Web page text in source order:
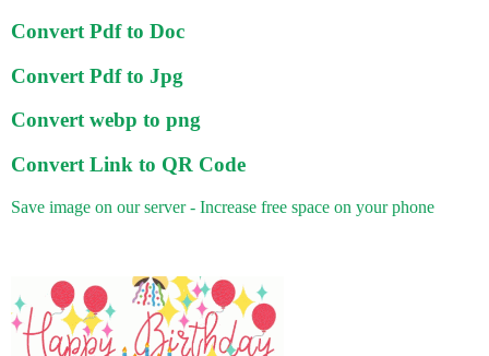
Convert Pdf to Doc
Convert Pdf to Jpg
Convert webp to png
Convert Link to QR Code
Save image on our server - Increase free space on your phone